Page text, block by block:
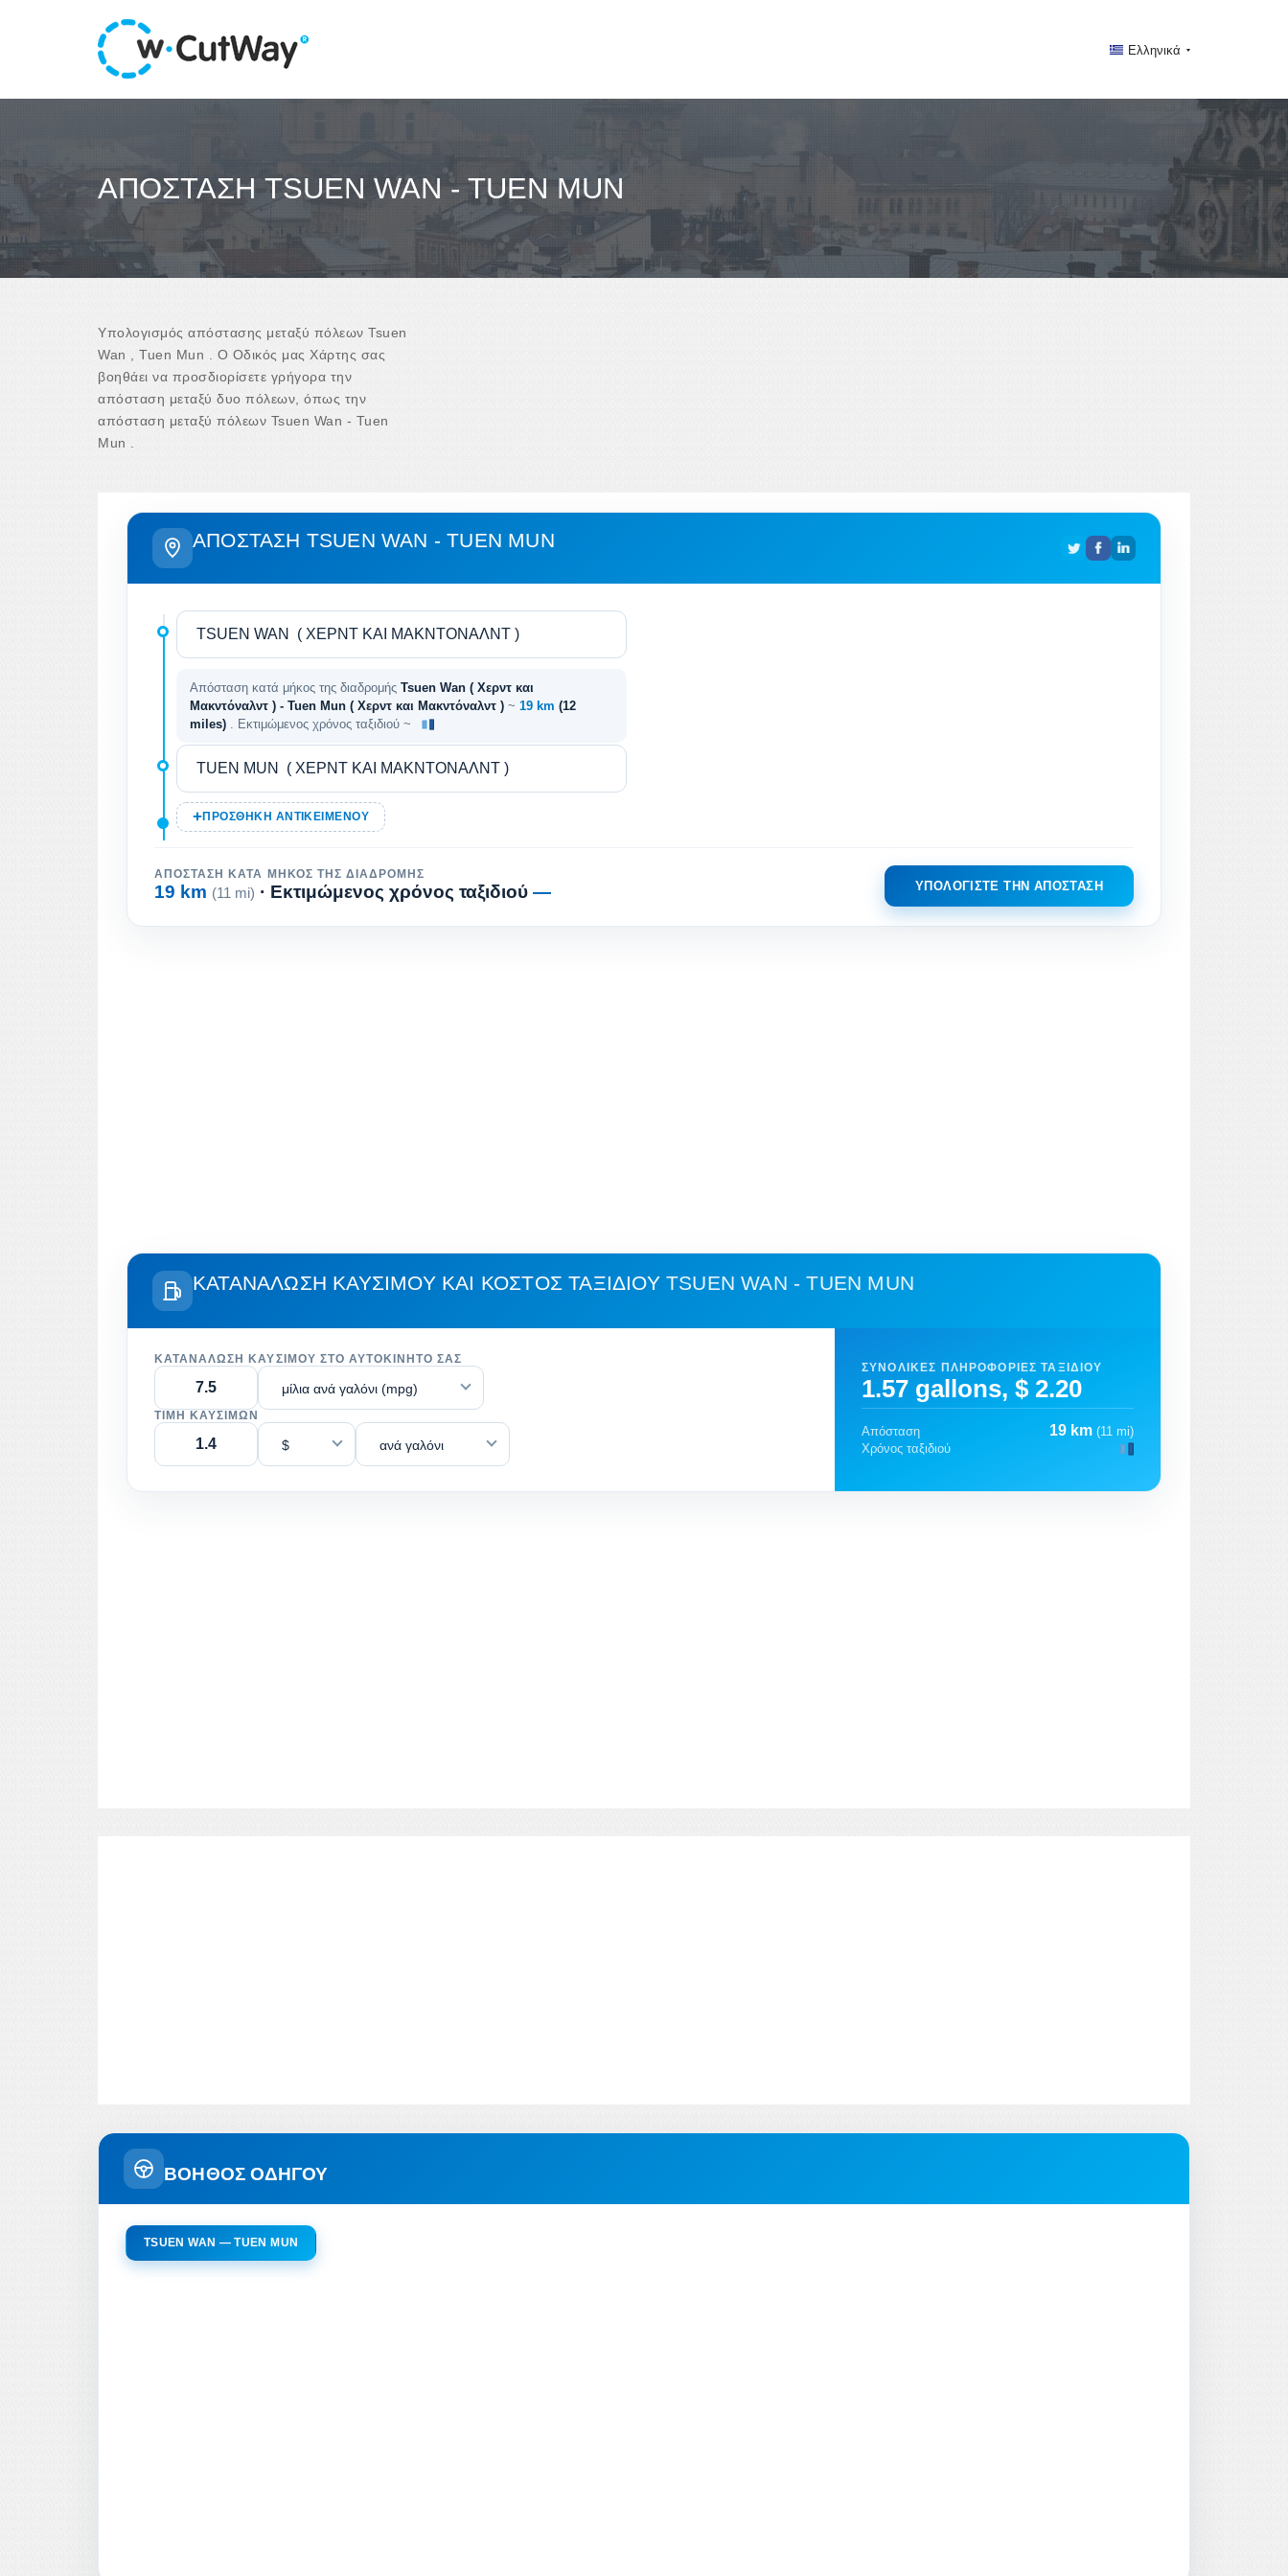
Ελληνικά
ΑΠΌΣΤΑΣΗ TSUEN WAN - TUEN MUN
Υπολογισμός απόστασης μεταξύ πόλεων Tsuen
Wan , Tuen Mun . Ο Οδικός μας Χάρτης σας
βοηθάει να προσδιορίσετε γρήγορα την
απόσταση μεταξύ δυο πόλεων, όπως την
απόσταση μεταξύ πόλεων Tsuen Wan - Tuen
Mun .
ΑΠΌΣΤΑΣΗ TSUEN WAN - TUEN MUN
Απόσταση κατά μήκος της διαδρομής Tsuen Wan ( Χερντ και
Μακντόναλντ ) - Tuen Mun ( Χερντ και Μακντόναλντ ) ~ 19 km (12
miles)
. Εκτιμώμενος χρόνος ταξιδιού ~
ΠΡΟΣΘΉΚΗ ΑΝΤΙΚΕΙΜΈΝΟΥ
ΑΠΌΣΤΑΣΗ ΚΑΤΆ ΜΉΚΟΣ ΤΗΣ ΔΙΑΔΡΟΜΉΣ
19 km (11 mi) · Εκτιμώμενος χρόνος ταξιδιού — ΥΠΟΛΟΓΊΣΤΕ ΤΗΝ ΑΠΌΣΤΑΣΗ
ΚΑΤΑΝΆΛΩΣΗ ΚΑΥΣΊΜΟΥ ΚΑΙ ΚΌΣΤΟΣ ΤΑΞΙΔΙΟΎ TSUEN WAN - TUEN MUN
ΚΑΤΑΝΆΛΩΣΗ ΚΑΥΣΊΜΟΥ ΣΤΟ ΑΥΤΟΚΊΝΗΤΌ ΣΑΣ
μίλια ανά γαλόνι (mpg)
ΤΙΜΉ ΚΑΥΣΊΜΩΝ
$ ανά γαλόνι
ΣΥΝΟΛΙΚΈΣ ΠΛΗΡΟΦΟΡΊΕΣ ΤΑΞΙΔΙΟΎ
1.57 gallons, $ 2.20
Απόσταση 19 km (11 mi)
Χρόνος ταξιδιού
ΒΟΗΘΟΣ ΟΔΗΓΟΥ
TSUEN WAN — TUEN MUN